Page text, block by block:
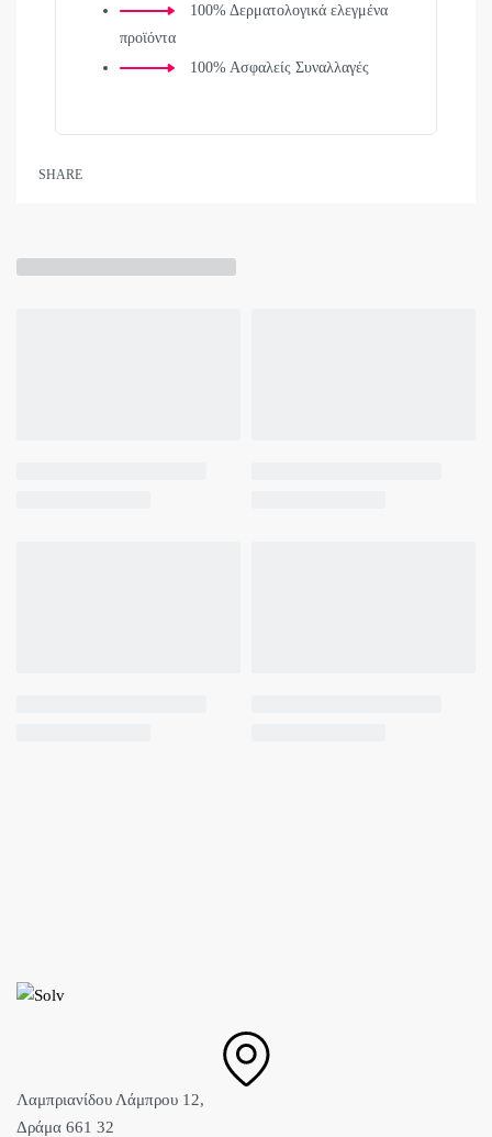
100% Δερματολογικά ελεγμένα
προϊόντα
100% Ασφαλείς Συναλλαγές
SHARE
Λαμπριανίδου Λάμπρου 12,
Δράμα 661 32